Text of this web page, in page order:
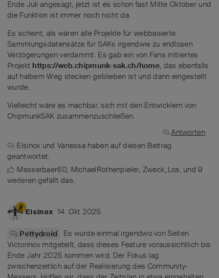
Ende Juli angesagt, jetzt ist es schon fast Mitte Oktober und
die Funktion ist immer noch nicht da.
Es scheint, als wären alle Projekte für webbasierte
Sammlungsdatensätze für SAKs irgendwie zu endlosen
Verzögerungen verdammt. Es gab ein von Fans initiiertes
Projekt https://web.chipmunk-sak.ch/home, das ebenfalls
auf halbem Weg stecken geblieben ist und dann eingestellt
wurde.
Vielleicht wäre es machbar, sich mit den Entwicklern von
ChipmunkSAK zusammenzuschließen.
Antworten
Elsinox und Vanessa habenauf diesen Beitrag
geantwortet.
Messerbaer60, MichaelRothenpieler, Zweck_Los, und9
weiteren gefällt das.
Elsinox 14. Okt 2025
Pettydroid
Es wurde einmal irgendwo von Seiten
Victorinox mitgeteilt, dass dieses Feature voraussichtlich bis
Ende Jahr 2025 kommen wird. Der Fokus lag
zwischenzeitlich auf der Realisierung des Community-